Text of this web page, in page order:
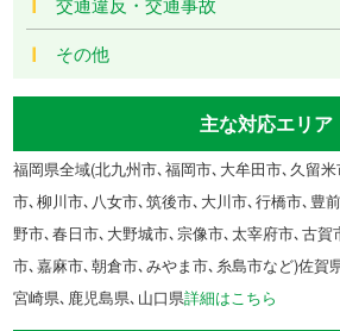
その他
主な対応エリア
福岡県全域(北九州市､福岡市､大牟田市､久留
市､柳川市､八女市､筑後市､大川市､行橋市､豊
野市､春日市､大野城市､宗像市､太宰府市､古
市､嘉麻市､朝倉市､みやま市､糸島市など)佐賀
宮崎県､鹿児島県､山口県詳細はこちら